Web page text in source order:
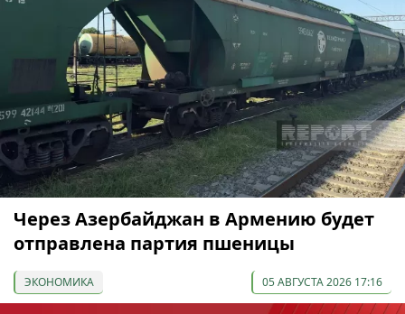
Через Азербайджан в Армению будет
отправлена партия пшеницы
ЭКОНОМИКА 05 АВГУСТА 2026 17:16